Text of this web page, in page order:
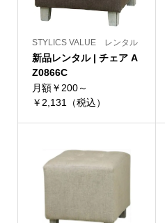
STYLICS VALUE レンタル
新品レンタル | チェア A
Z0866C
月額￥200～
￥2,131（税込）